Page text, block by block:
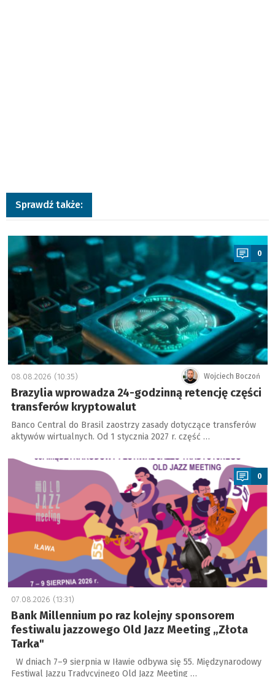
Sprawdź także:
a
0
Wojciech Boczoń
08.08.2026 (10:35)
Brazylia wprowadza 24-godzinną retencję części
transferów kryptowalut
Banco Central do Brasil zaostrzy zasady dotyczące transferów
aktywów wirtualnych. Od 1 stycznia 2027 r. część …
a
0
07.08.2026 (13:31)
Bank Millennium po raz kolejny sponsorem
festiwalu jazzowego Old Jazz Meeting „Złota
Tarka"
W dniach 7–9 sierpnia w Iławie odbywa się 55. Międzynarodowy
Festiwal Jazzu Tradycyjnego Old Jazz Meeting …